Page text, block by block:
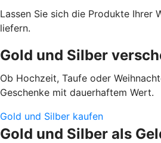
Lassen Sie sich die Produkte Ihrer
liefern.
Gold und Silber
Ob Hochzeit, Taufe oder
Geschenke mit dauerhaftem Wert.
Gold und Silber kaufen
Gold und Silber als